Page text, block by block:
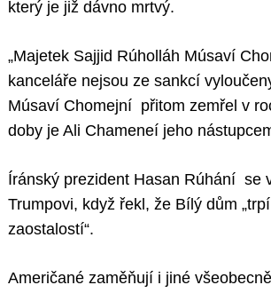
který je již dávno mrtvý.
„Majetek Sajjid Rúholláh Músaví
kanceláře nejsou ze sankcí
Músaví Chomejní přitom zemřel v
doby je Ali Chameneí jeho
Íránský prezident Hasan Rúhání se
Trumpovi, když řekl, že Bílý dům
zaostalostí“.
Američané zaměňují i jiné